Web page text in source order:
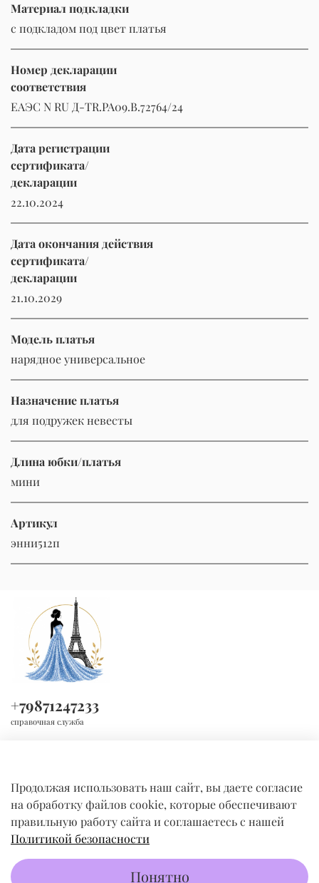
Материал подкладки
с подкладом под цвет платья
Номер декларации
соответствия
ЕАЭС N RU Д-TR.РА09.В.72764/24
Дата регистрации
сертификата/
декларации
22.10.2024
Дата окончания действия
сертификата/
декларации
21.10.2029
Модель платья
нарядное универсальное
Назначение платья
для подружек невесты
Длина юбки/платья
мини
Артикул
энни512п
КОМПАНИЯ
+79871247233
справочная служба
Продолжая использовать наш сайт, вы даете согласие
на обработку файлов cookie, которые обеспечивают
правильную работу сайта и соглашаетесь с нашей
Политикой безопасности
Понятно